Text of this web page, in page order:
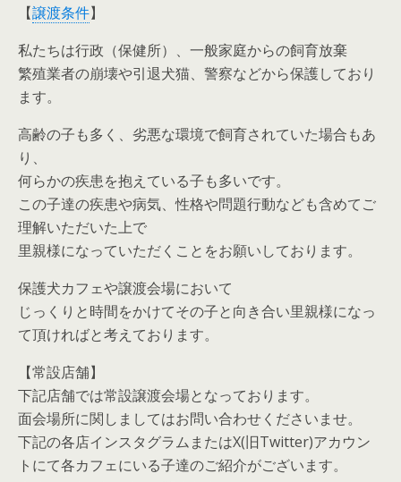
【譲渡条件】
私たちは行政（保健所）、一般家庭からの飼育放棄
繁殖業者の崩壊や引退犬猫、警察などから保護しており
ます。
高齢の子も多く、劣悪な環境で飼育されていた場合もあ
り、
何らかの疾患を抱えている子も多いです。
この子達の疾患や病気、性格や問題行動なども含めてご
理解いただいた上で
里親様になっていただくことをお願いしております。
保護犬カフェや譲渡会場において
じっくりと時間をかけてその子と向き合い里親様になっ
て頂ければと考えております。
【常設店舗】
下記店舗では常設譲渡会場となっております。
面会場所に関しましてはお問い合わせくださいませ。
下記の各店インスタグラムまたはX(旧Twitter)アカウン
トにて各カフェにいる子達のご紹介がございます。